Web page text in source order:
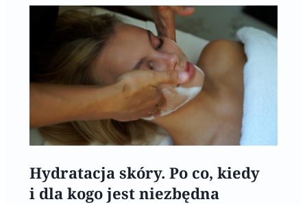
Hydratacja skóry. Po co, kiedy
i dla kogo jest niezbędna